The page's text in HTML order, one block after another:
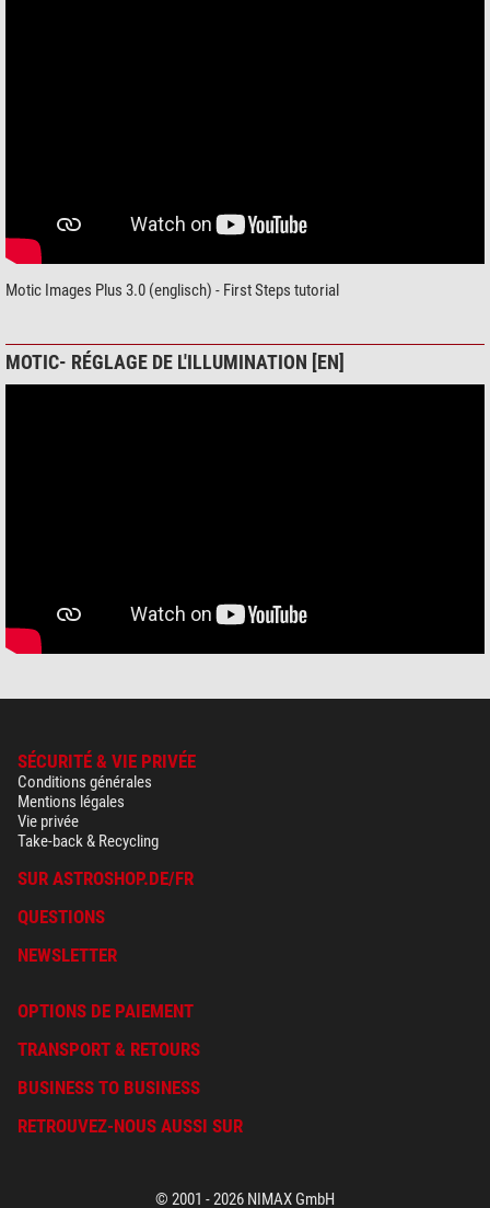
Motic Images Plus 3.0 (englisch) - First Steps tutorial
MOTIC- RÉGLAGE DE L'ILLUMINATION [EN]
SÉCURITÉ & VIE PRIVÉE
Conditions générales
Mentions légales
Vie privée
Take-back & Recycling
SUR ASTROSHOP.DE/FR
QUESTIONS
NEWSLETTER
OPTIONS DE PAIEMENT
TRANSPORT & RETOURS
BUSINESS TO BUSINESS
RETROUVEZ-NOUS AUSSI SUR
© 2001 - 2026 NIMAX GmbH